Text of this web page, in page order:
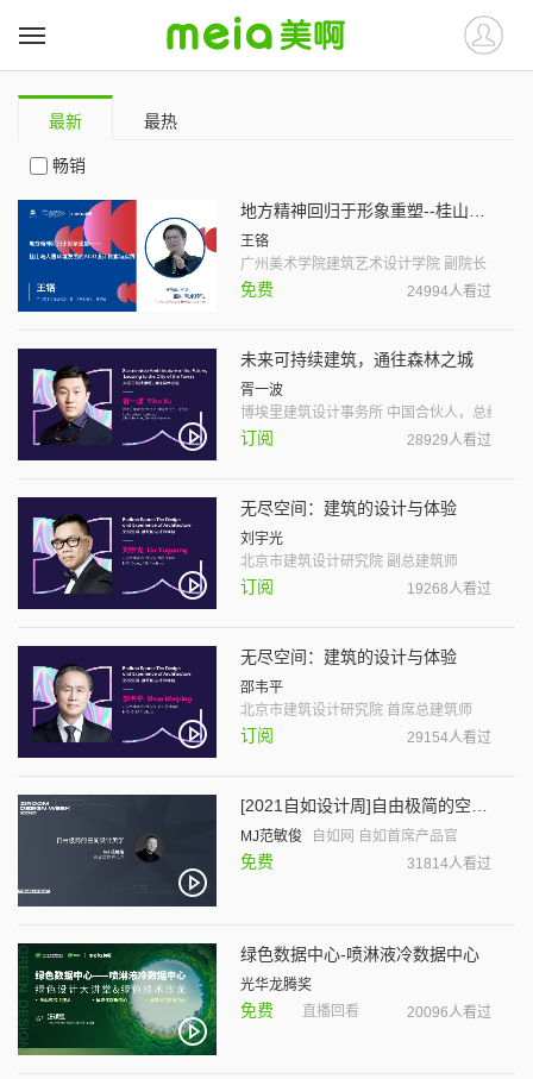
最新 最热
畅销
王铬
广州美术学院建筑艺术设计学院 副院长
免费 24994人看过
未来可持续建筑，通往森林之城
胥一波
博埃里建筑设计事务所 中国合伙人，总经理
订阅 28929人看过
无尽空间：建筑的设计与体验
刘宇光
北京市建筑设计研究院 副总建筑师
订阅 19268人看过
无尽空间：建筑的设计与体验
邵韦平
北京市建筑设计研究院 首席总建筑师
订阅 29154人看过
MJ范敏俊 自如网 自如首席产品官
免费 31814人看过
绿色数据中心-喷淋液冷数据中心
光华龙腾奖
免费 直播回看 20096人看过